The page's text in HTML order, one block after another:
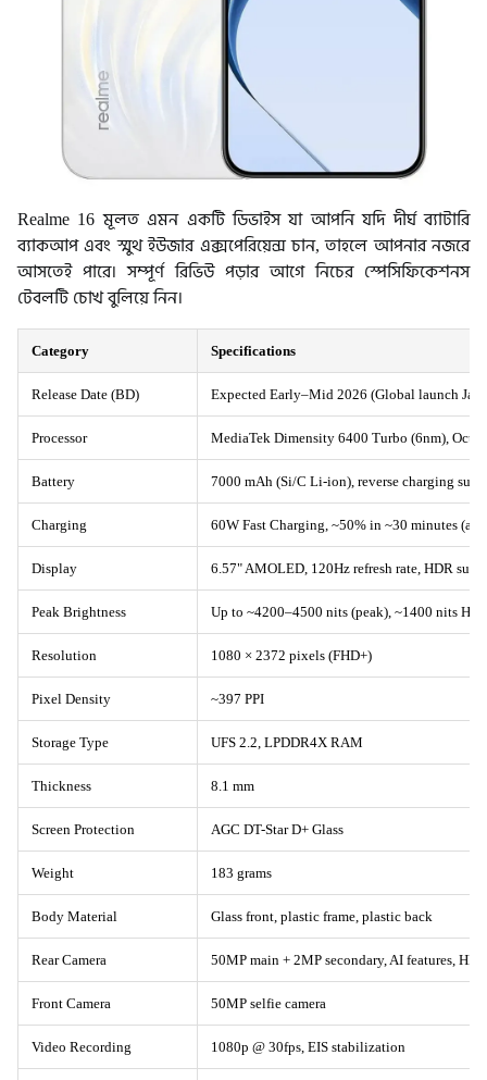
Realme 16 মূলত এমন একটি ডিভাইস যা আপনি যদি দীর্ঘ ব্যাটারি
ব্যাকআপ এবং স্মুথ ইউজার এক্সপেরিয়েন্স চান, তাহলে আপনার নজরে
আসতেই পারে। সম্পূর্ণ রিভিউ পড়ার আগে নিচের স্পেসিফিকেশনস
টেবলটি চোখ বুলিয়ে নিন।
Category Specifications
Release Date (BD) Expected Early–Mid 2026 (Global launch Jan
Processor MediaTek Dimensity 6400 Turbo (6nm),
Battery 7000 mAh (Si/C Li-ion), reverse charging
Charging 60W Fast Charging, ~50% in ~30 minutes
Display 6.57" AMOLED, 120Hz refresh rate, HDR
Peak Brightness Up to ~4200–4500 nits (peak), ~1400 nits
Resolution 1080 × 2372 pixels (FHD+)
Pixel Density ~397 PPI
Storage Type UFS 2.2, LPDDR4X RAM
Thickness 8.1 mm
Screen Protection AGC DT-Star D+ Glass
Weight 183 grams
Body Material Glass front, plastic frame, plastic back
Rear Camera 50MP main + 2MP secondary, AI features,
Front Camera 50MP selfie camera
Video Recording 1080p @ 30fps, EIS stabilization